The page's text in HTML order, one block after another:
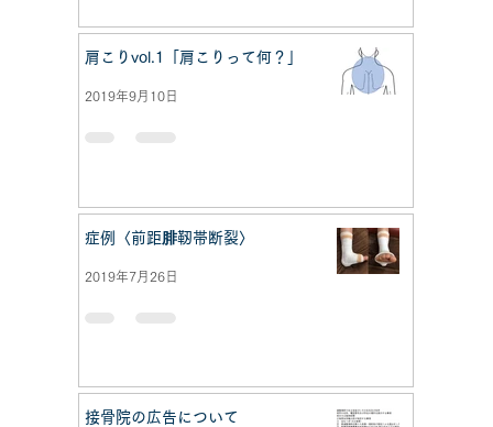
肩こりvol.1「肩こりって何？」
2019年9月10日
症例〈前距腓靭帯断裂〉
2019年7月26日
接骨院の広告について